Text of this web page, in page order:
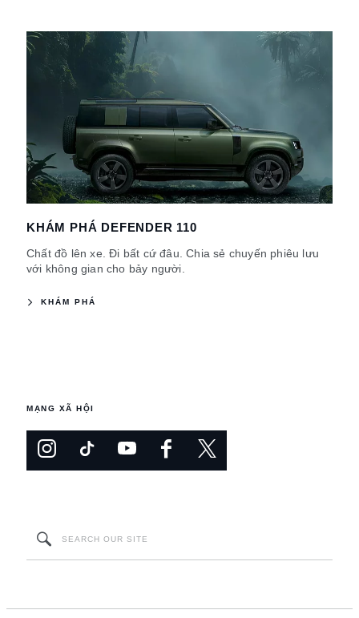
KHÁM PHÁ DEFENDER 110
Chất đồ lên xe. Đi bất cứ đâu. Chia sẻ chuyến phiêu lưu
với không gian cho bảy người.
KHÁM PHÁ
MẠNG XÃ HỘI